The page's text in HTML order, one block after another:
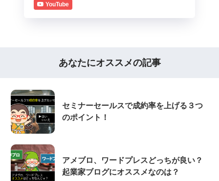
YouTube
あなたにオススメの記事
セミナーセールスで成約率を上げる３つ
のポイント！
アメブロ、ワードプレスどっちが良い？
起業家ブログにオススメなのは？